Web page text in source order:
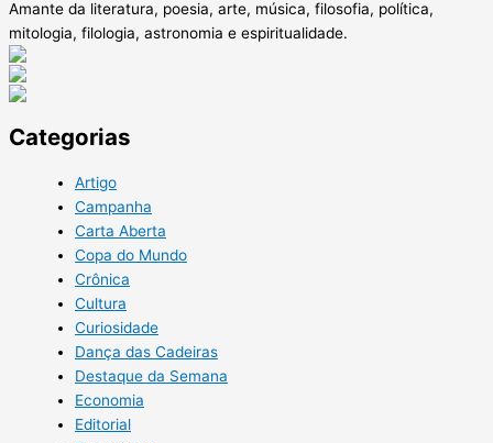
Amante da literatura, poesia, arte, música, filosofia, política,
mitologia, filologia, astronomia e espiritualidade.
Categorias
Artigo
Campanha
Carta Aberta
Copa do Mundo
Crônica
Cultura
Curiosidade
Dança das Cadeiras
Destaque da Semana
Economia
Editorial